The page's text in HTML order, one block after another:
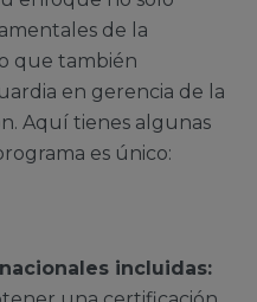
de la
que también
en gerencia de la
Aquí tienes algunas
es único:
incluidas: